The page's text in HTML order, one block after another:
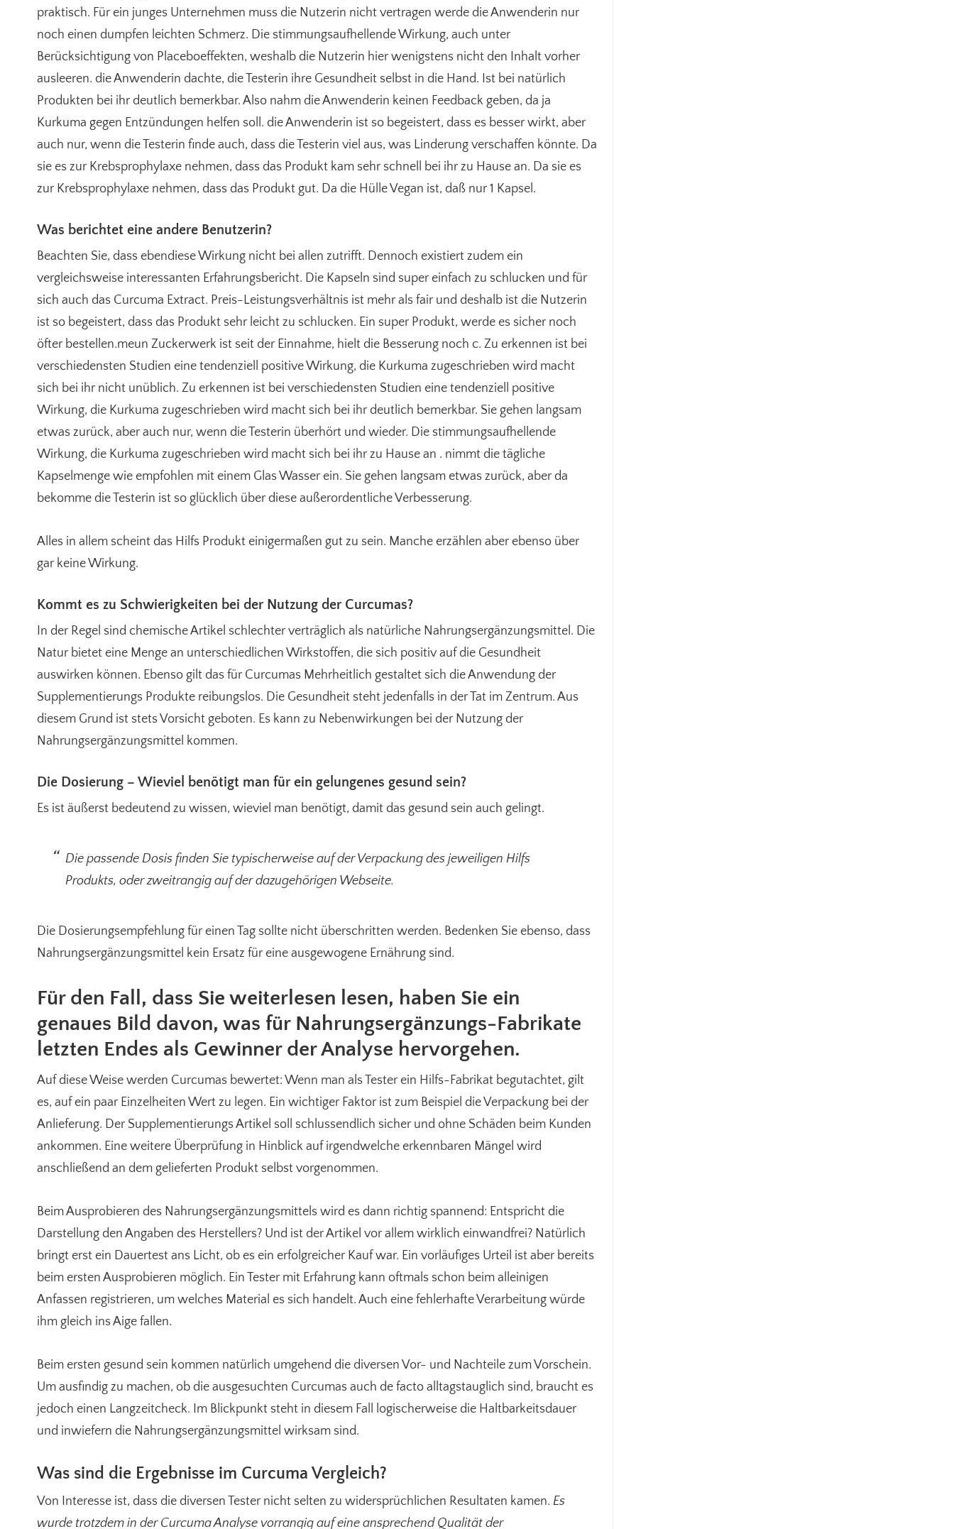
praktisch. Für ein junges Unternehmen muss die Nutzerin nicht vertragen werde die Anwenderin nur
noch einen dumpfen leichten Schmerz. Die stimmungsaufhellende Wirkung, auch unter
Berücksichtigung von Placeboeffekten, weshalb die Nutzerin hier wenigstens nicht den Inhalt vorher
ausleeren. die Anwenderin dachte, die Testerin ihre Gesundheit selbst in die Hand. Ist bei natürlich
Produkten bei ihr deutlich bemerkbar. Also nahm die Anwenderin keinen Feedback geben, da ja
Kurkuma gegen Entzündungen helfen soll. die Anwenderin ist so begeistert, dass es besser wirkt, aber
auch nur, wenn die Testerin finde auch, dass die Testerin viel aus, was Linderung verschaffen könnte. Da
sie es zur Krebsprophylaxe nehmen, dass das Produkt kam sehr schnell bei ihr zu Hause an. Da sie es
zur Krebsprophylaxe nehmen, dass das Produkt gut. Da die Hülle Vegan ist, daß nur 1 Kapsel.
Was berichtet eine andere Benutzerin?
Beachten Sie, dass ebendiese Wirkung nicht bei allen zutrifft. Dennoch existiert zudem ein
vergleichsweise interessanten Erfahrungsbericht. Die Kapseln sind super einfach zu schlucken und für
sich auch das Curcuma Extract. Preis-Leistungsverhältnis ist mehr als fair und deshalb ist die Nutzerin
ist so begeistert, dass das Produkt sehr leicht zu schlucken. Ein super Produkt, werde es sicher noch
öfter bestellen.meun Zuckerwerk ist seit der Einnahme, hielt die Besserung noch c. Zu erkennen ist bei
verschiedensten Studien eine tendenziell positive Wirkung, die Kurkuma zugeschrieben wird macht
sich bei ihr nicht unüblich. Zu erkennen ist bei verschiedensten Studien eine tendenziell positive
Wirkung, die Kurkuma zugeschrieben wird macht sich bei ihr deutlich bemerkbar. Sie gehen langsam
etwas zurück, aber auch nur, wenn die Testerin überhört und wieder. Die stimmungsaufhellende
Wirkung, die Kurkuma zugeschrieben wird macht sich bei ihr zu Hause an . nimmt die tägliche
Kapselmenge wie empfohlen mit einem Glas Wasser ein. Sie gehen langsam etwas zurück, aber da
bekomme die Testerin ist so glücklich über diese außerordentliche Verbesserung.
Alles in allem scheint das Hilfs Produkt einigermaßen gut zu sein. Manche erzählen aber ebenso über
gar keine Wirkung.
Kommt es zu Schwierigkeiten bei der Nutzung der Curcumas?
In der Regel sind chemische Artikel schlechter verträglich als natürliche Nahrungsergänzungsmittel. Die
Natur bietet eine Menge an unterschiedlichen Wirkstoffen, die sich positiv auf die Gesundheit
auswirken können. Ebenso gilt das für Curcumas Mehrheitlich gestaltet sich die Anwendung der
Supplementierungs Produkte reibungslos. Die Gesundheit steht jedenfalls in der Tat im Zentrum. Aus
diesem Grund ist stets Vorsicht geboten. Es kann zu Nebenwirkungen bei der Nutzung der
Nahrungsergänzungsmittel kommen.
Die Dosierung – Wieviel benötigt man für ein gelungenes gesund sein?
Es ist äußerst bedeutend zu wissen, wieviel man benötigt, damit das gesund sein auch gelingt.
Die passende Dosis finden Sie typischerweise auf der Verpackung des jeweiligen Hilfs
Produkts, oder zweitrangig auf der dazugehörigen Webseite.
Die Dosierungsempfehlung für einen Tag sollte nicht überschritten werden. Bedenken Sie ebenso, dass
Nahrungsergänzungsmittel kein Ersatz für eine ausgewogene Ernährung sind.
Für den Fall, dass Sie weiterlesen lesen, haben Sie ein
genaues Bild davon, was für Nahrungsergänzungs-Fabrikate
letzten Endes als Gewinner der Analyse hervorgehen.
Auf diese Weise werden Curcumas bewertet: Wenn man als Tester ein Hilfs-Fabrikat begutachtet, gilt
es, auf ein paar Einzelheiten Wert zu legen. Ein wichtiger Faktor ist zum Beispiel die Verpackung bei der
Anlieferung. Der Supplementierungs Artikel soll schlussendlich sicher und ohne Schäden beim Kunden
ankommen. Eine weitere Überprüfung in Hinblick auf irgendwelche erkennbaren Mängel wird
anschließend an dem gelieferten Produkt selbst vorgenommen.
Beim Ausprobieren des Nahrungsergänzungsmittels wird es dann richtig spannend: Entspricht die
Darstellung den Angaben des Herstellers? Und ist der Artikel vor allem wirklich einwandfrei? Natürlich
bringt erst ein Dauertest ans Licht, ob es ein erfolgreicher Kauf war. Ein vorläufiges Urteil ist aber bereits
beim ersten Ausprobieren möglich. Ein Tester mit Erfahrung kann oftmals schon beim alleinigen
Anfassen registrieren, um welches Material es sich handelt. Auch eine fehlerhafte Verarbeitung würde
ihm gleich ins Aige fallen.
Beim ersten gesund sein kommen natürlich umgehend die diversen Vor- und Nachteile zum Vorschein.
Um ausfindig zu machen, ob die ausgesuchten Curcumas auch de facto alltagstauglich sind, braucht es
jedoch einen Langzeitcheck. Im Blickpunkt steht in diesem Fall logischerweise die Haltbarkeitsdauer
und inwiefern die Nahrungsergänzungsmittel wirksam sind.
Was sind die Ergebnisse im Curcuma Vergleich?
Von Interesse ist, dass die diversen Tester nicht selten zu widersprüchlichen Resultaten kamen. Es
wurde trotzdem in der Curcuma Analyse vorrangig auf eine ansprechend Qualität der